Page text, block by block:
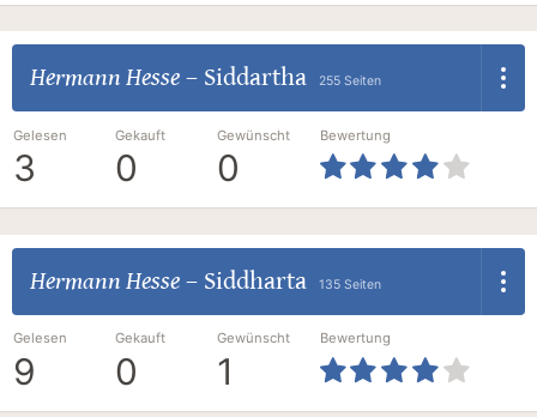
Hermann Hesse– Siddartha 255 Seiten
Gelesen
3
Gekauft
0
Gewünscht
0
Bewertung
Hermann Hesse– Siddharta 135 Seiten
Gelesen
9
Gekauft
0
Gewünscht
1
Bewertung